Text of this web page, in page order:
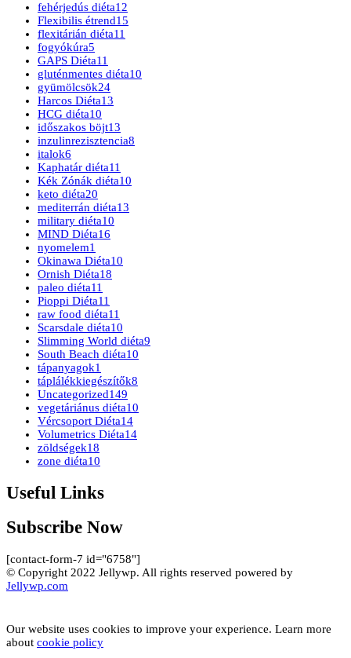
fehérjedús diéta12
Flexibilis étrend15
flexitárián diéta11
fogyókúra5
GAPS Diéta11
gluténmentes diéta10
gyümölcsök24
Harcos Diéta13
HCG diéta10
időszakos böjt13
inzulinrezisztencia8
italok6
Kaphatár diéta11
Kék Zónák diéta10
keto diéta20
mediterrán diéta13
military diéta10
MIND Diéta16
nyomelem1
Okinawa Diéta10
Ornish Diéta18
paleo diéta11
Pioppi Diéta11
raw food diéta11
Scarsdale diéta10
Slimming World diéta9
South Beach diéta10
tápanyagok1
táplálékkiegészítők8
Uncategorized149
vegetáriánus diéta10
Vércsoport Diéta14
Volumetrics Diéta14
zöldségek18
zone diéta10
Useful Links
Subscribe Now
[contact-form-7 id="6758"]
© Copyright 2022 Jellywp. All rights reserved powered by
Jellywp.com
Our website uses cookies to improve your experience. Learn more
about cookie policy